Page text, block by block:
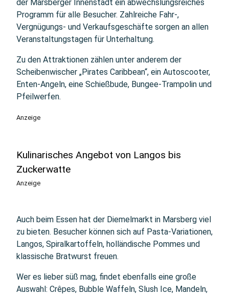
der Marsberger Innenstadt ein abwechslungsreiches
Programm für alle Besucher. Zahlreiche Fahr-,
Vergnügungs- und Verkaufsgeschäfte sorgen an allen
Veranstaltungstagen für Unterhaltung.
Zu den Attraktionen zählen unter anderem der
Scheibenwischer „Pirates Caribbean“, ein Autoscooter,
Enten-Angeln, eine Schießbude, Bungee-Trampolin und
Pfeilwerfen.
Anzeige
Kulinarisches Angebot von Langos bis
Zuckerwatte
Anzeige
Auch beim Essen hat der Diemelmarkt in Marsberg viel
zu bieten. Besucher können sich auf Pasta-Variationen,
Langos, Spiralkartoffeln, holländische Pommes und
klassische Bratwurst freuen.
Wer es lieber süß mag, findet ebenfalls eine große
Auswahl: Crêpes, Bubble Waffeln, Slush Ice, Mandeln,